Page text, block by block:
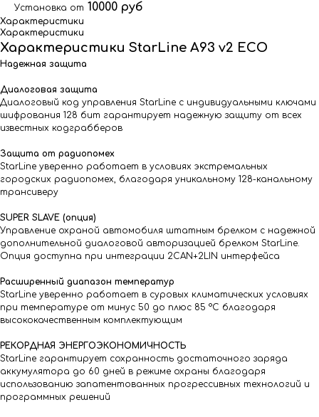
Установка от 10000 руб
Характеристики
Характеристики
Характеристики StarLine A93 v2 ECO
Надежная защита
Диалоговая защита
Диалоговый код управления StarLine c индивидуальными ключами
шифрования 128 бит гарантирует надежную защиту от всех
известных кодграбберов
Защита от радиопомех
StarLine уверенно работает в условиях экстремальных
городских радиопомех, благодаря уникальному 128-канальному
трансиверу
SUPER SLAVE (опция)
Управление охраной автомобиля штатным брелком с надежной
дополнительной диалоговой авторизацией брелком StarLine.
Опция доступна при интеграции 2CAN+2LIN интерфейса
Расширенный диапазон температур
StarLine уверенно работает в суровых климатических условиях
при температуре от минус 50 до плюс 85 °С благодаря
высококачественным комплектующим
РЕКОРДНАЯ ЭНЕРГОЭКОНОМИЧНОСТЬ
StarLine гарантирует сохранность достаточного заряда
аккумулятора до 60 дней в режиме охраны благодаря
использованию запатентованных прогрессивных технологий и
программных решений